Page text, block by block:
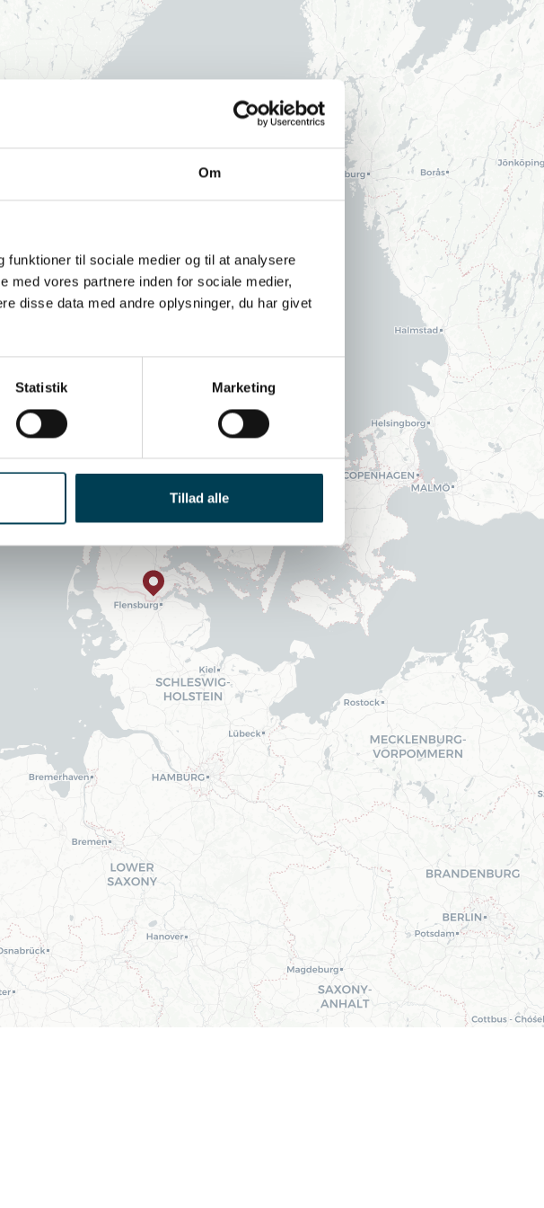
Om
til sociale medier og til at analysere
med vores partnere inden for sociale medier,
disse data med andre oplysninger, du har givet
Statistik Marketing
Tillad alle